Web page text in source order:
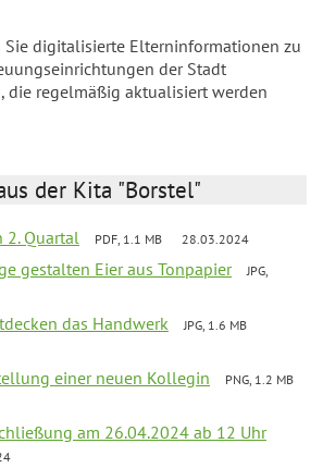
digitalisierte Elterninformationen zu
der Stadt
die regelmäßig aktualisiert werden
der Kita "Borstel"
2. Quartal PDF, 1.1 MB 28.03.2024
gestalten Eier aus Tonpapier
JPG,
das Handwerk
JPG, 1.6 MB
einer neuen Kollegin
PNG, 1.2 MB
am 26.04.2024 ab 12 Uhr